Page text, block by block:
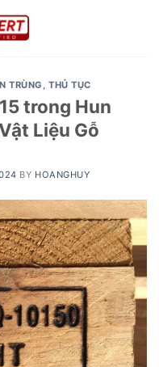
TRÙNG ,THỦ TỤC
trong Hun
Liệu Gỗ
BY HOANGHUY